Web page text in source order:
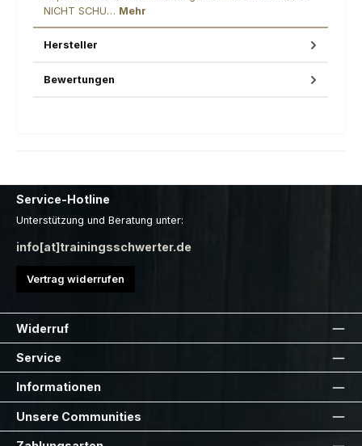
NICHT SCHU… Mehr
Hersteller
Bewertungen
Service-Hotline
Unterstützung und Beratung unter:
info[at]trainingsschwerter.de
Vertrag widerrufen
Widerruf
Service
Informationen
Unsere Communities